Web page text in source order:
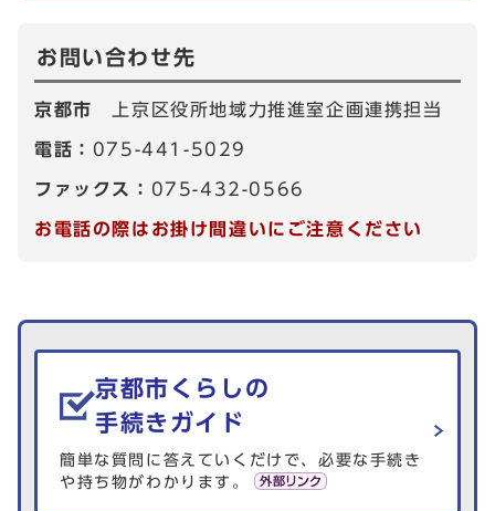
お問い合わせ先
京都市 上京区役所地域力推進室企画連携担当
電話： 075-441-5029
ファックス： 075-432-0566
お電話の際はお掛け間違いにご注意ください
生活情報を探す
京都市くらしの
手続きガイド
簡単な質問に答えていくだけで、必要な手続き
や持ち物がわかります。